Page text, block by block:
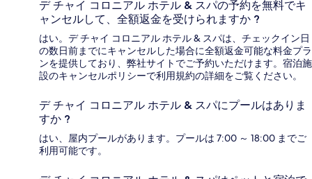
デ チャイ コロニアル ホテル & スパの予約を無料でキ
ャンセルして、全額返金を受けられますか ?
はい。デ チャイ コロニアル ホテル & スパは、チェックイン日
の数日前までにキャンセルした場合に全額返金可能な料金プラ
ンを提供しており、弊社サイトでご予約いただけます。宿泊施
設のキャンセルポリシーで利用規約の詳細をご覧ください。
デ チャイ コロニアル ホテル & スパにプールはありま
すか ?
はい、屋内プールがあります。プールは 7:00 ～ 18:00 までご
利用可能です。